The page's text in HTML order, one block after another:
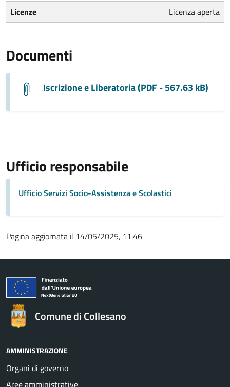
Licenze Licenza aperta
Documenti
Iscrizione e Liberatoria (PDF - 567.63 kB)
Ufficio responsabile
Ufficio Servizi Socio-Assistenza e Scolastici
Pagina aggiornata il 14/05/2025, 11:46
Comune di Collesano
AMMINISTRAZIONE
Organi di governo
Aree amministrative